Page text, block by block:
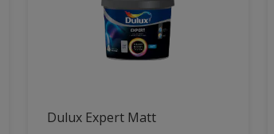
Dulux Expert Matt